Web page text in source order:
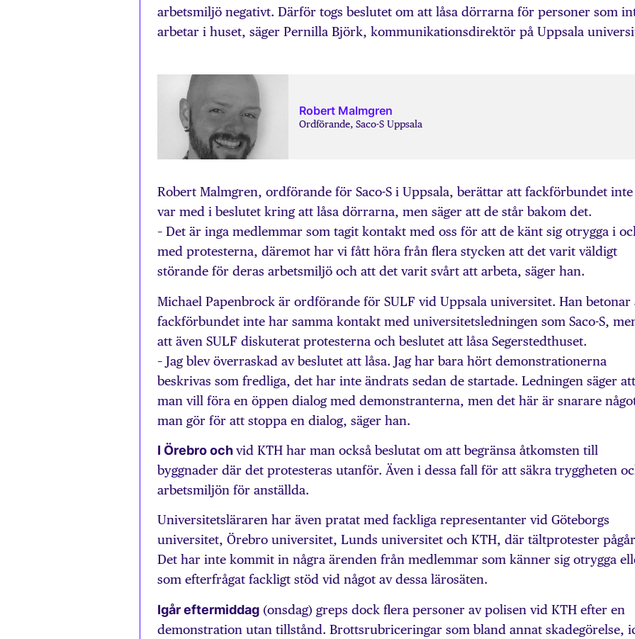
arbetsmiljö negativt. Därför togs beslutet om att låsa dörrarna för personer som
arbetar i huset, säger Pernilla Björk, kommunikationsdirektör på Uppsala
Robert Malmgren
Ordförande, Saco-S Uppsala
Robert Malmgren, ordförande för Saco-S i Uppsala, berättar att fackförbundet inte
var med i beslutet kring att låsa dörrarna, men säger att de står bakom det.
– Det är inga medlemmar som tagit kontakt med oss för att de känt sig otrygga i
med protesterna, däremot har vi fått höra från flera stycken att det varit väldigt
störande för deras arbetsmiljö och att det varit svårt att arbeta, säger han.
Michael Papenbrock är ordförande för SULF vid Uppsala universitet. Han betonar
fackförbundet inte har samma kontakt med universitetsledningen som Saco-S,
att även SULF diskuterat protesterna och beslutet att låsa Segerstedthuset.
– Jag blev överraskad av beslutet att låsa. Jag har bara hört demonstrationerna
beskrivas som fredliga, det har inte ändrats sedan de startade. Ledningen säger att
man vill föra en öppen dialog med demonstranterna, men det här är snarare
man gör för att stoppa en dialog, säger han.
I Örebro ochvid KTH har man också beslutat om att begränsa åtkomsten till
byggnader där det protesteras utanför. Även i dessa fall för att säkra tryggheten
arbetsmiljön för anställda.
Universitetsläraren har även pratat med fackliga representanter vid Göteborgs
universitet, Örebro universitet, Lunds universitet och KTH, där tältprotester
Det har inte kommit in några ärenden från medlemmar som känner sig otrygga
som efterfrågat fackligt stöd vid något av dessa lärosäten.
Igår eftermiddag (onsdag) greps dock flera personer av polisen vid KTH efter en
demonstration utan tillstånd. Brottsrubriceringar som bland annat skadegörelse,